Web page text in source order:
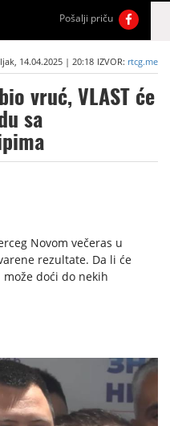
Pošalji priču
14.04.2025 | 20:18 IZVOR: rtcg.me
vruć, VLAST će
sa
Novom večeras u
rezultate. Da li će
doći do nekih